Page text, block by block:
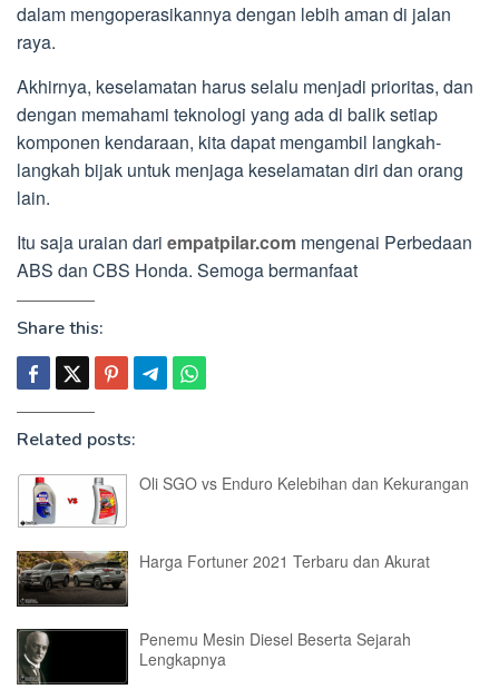
dalam mengoperasikannya dengan lebih aman di jalan
raya.
Akhirnya, keselamatan harus selalu menjadi prioritas, dan
dengan memahami teknologi yang ada di balik setiap
komponen kendaraan, kita dapat mengambil langkah-
langkah bijak untuk menjaga keselamatan diri dan orang
lain.
Itu saja uraian dari empatpilar.com mengenai Perbedaan
ABS dan CBS Honda. Semoga bermanfaat
Share this:
Related posts:
Oli SGO vs Enduro Kelebihan dan Kekurangan
Harga Fortuner 2021 Terbaru dan Akurat
Penemu Mesin Diesel Beserta Sejarah
Lengkapnya